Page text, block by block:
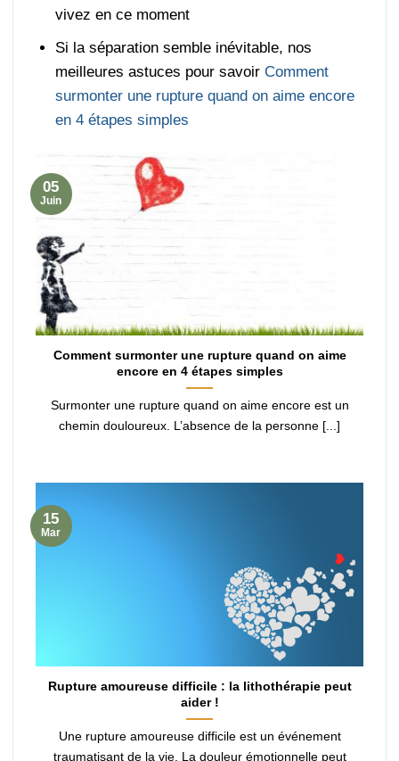
vivez en ce moment
Si la séparation semble inévitable, nos
meilleures astuces pour savoirComment
surmonter une rupture quand on aime encore
en 4 étapes simples
Comment surmonter une rupture quand on aime
encore en 4 étapes simples
Surmonter une rupture quand on aime encore est un
chemin douloureux. L’absence de la personne [...]
05
Juin
Rupture amoureuse difficile : la lithothérapie peut
aider !
Une rupture amoureuse difficile est un événement
traumatisant de la vie. La douleur émotionnelle peut
15
Mar